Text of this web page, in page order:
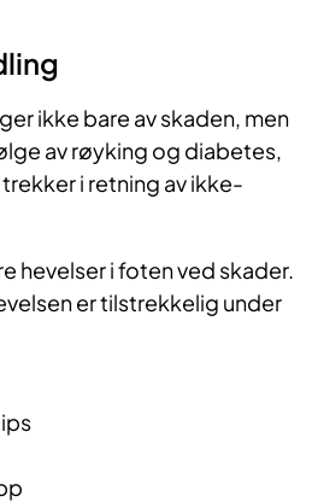
ikke bare av skaden, men
av røyking og diabetes,
i retning av ikke-
hevelser i foten ved skader.
er tilstrekkelig under